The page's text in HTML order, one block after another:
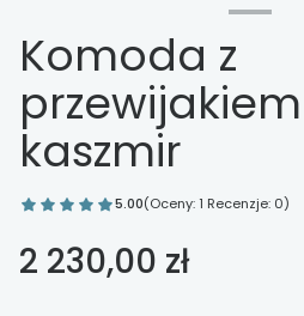
Komoda z
kaszmir
5.00(Oceny: 1 Recenzje: 0)
Cena
2 230,00 zł